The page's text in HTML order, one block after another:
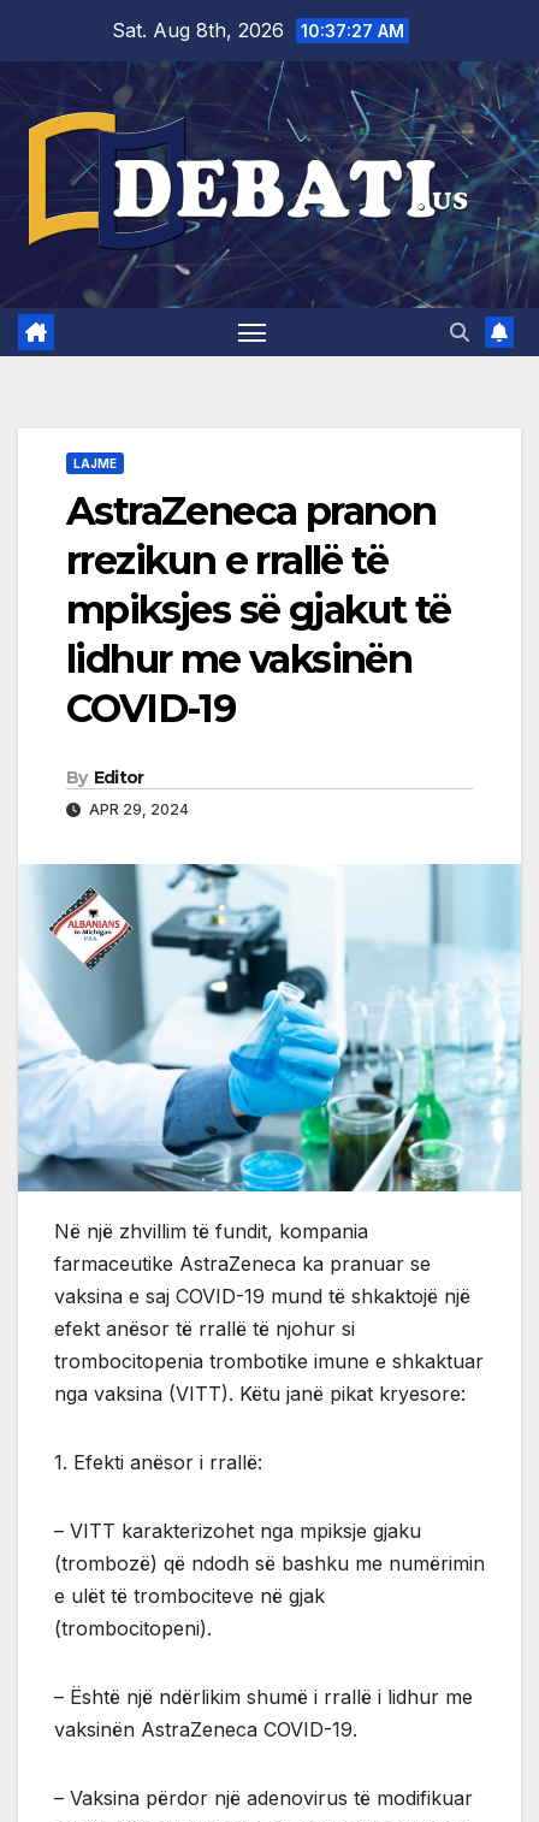
content
Sat. Aug 8th, 2026 10:37:28 AM
LAJME
AstraZeneca pranon
rrezikun e rrallë të
mpiksjes së gjakut të
lidhur me vaksinën
COVID-19
By Editor
APR 29, 2024
Në një zhvillim të fundit, kompania
farmaceutike AstraZeneca ka pranuar se
vaksina e saj COVID-19 mund të shkaktojë një
efekt anësor të rrallë të njohur si
trombocitopenia trombotike imune e shkaktuar
nga vaksina (VITT). Këtu janë pikat kryesore:
1. Efekti anësor i rrallë:
– VITT karakterizohet nga mpiksje gjaku
(trombozë) që ndodh së bashku me numërimin
e ulët të trombociteve në gjak
(trombocitopeni).
– Është një ndërlikim shumë i rrallë i lidhur me
vaksinën AstraZeneca COVID-19.
– Vaksina përdor një adenovirus të modifikuar